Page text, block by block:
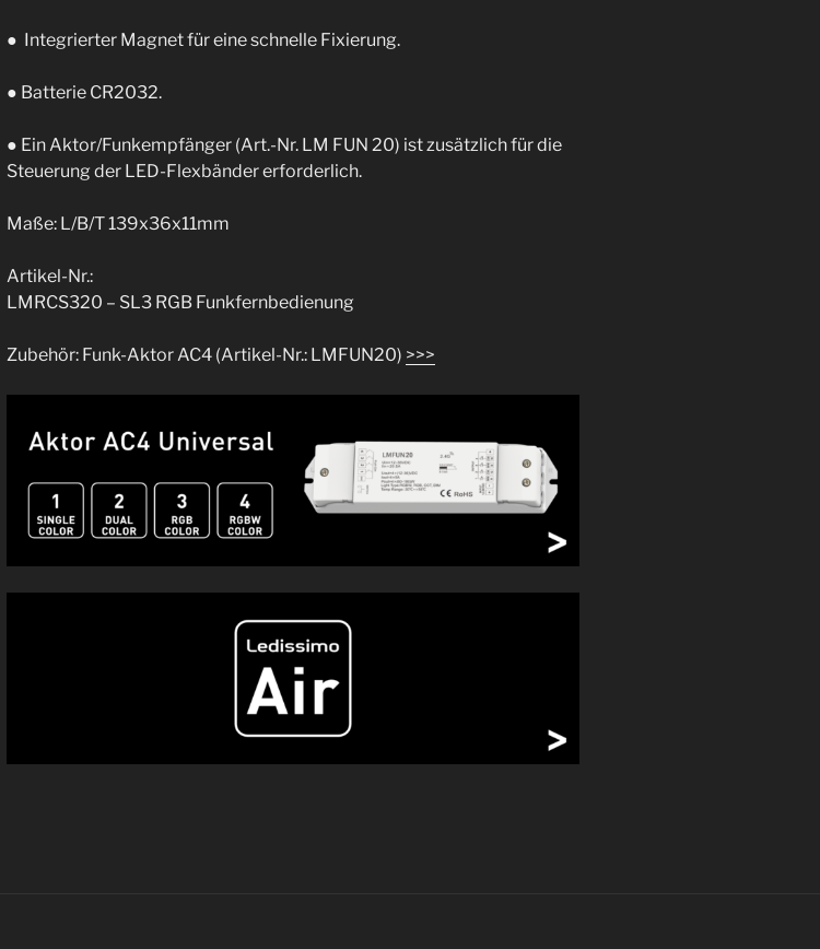
● Integrierter Magnet für eine schnelle Fixierung.
● Batterie CR2032.
● Ein Aktor/Funkempfänger (Art.-Nr. LM FUN 20) ist zusätzlich für die
Steuerung der LED-Flexbänder erforderlich.
Maße: L/B/T 139x36x11mm
Artikel-Nr.:
LMRCS320 – SL3 RGB Funkfernbedienung
Zubehör: Funk-Aktor AC4 (Artikel-Nr.: LMFUN20) >>>